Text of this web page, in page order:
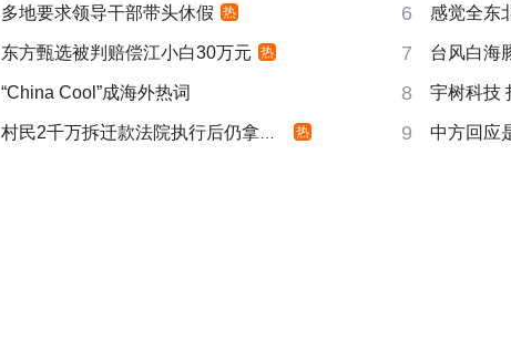
多地要求领导干部带头休假 热 6 感觉全东
东方甄选被判赔偿江小白30万元 热 7 台风白海
“China Cool”成海外热词 8 宇树科技
村民2千万拆迁款法院执行后仍拿不到 热 9 中方回应